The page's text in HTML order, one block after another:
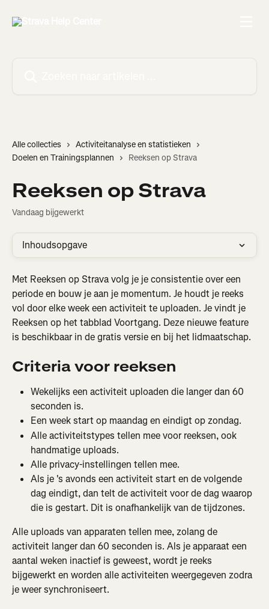
Alle collecties
Activiteitanalyse en statistieken
Doelen en Trainingsplannen
Reeksen op Strava
Reeksen op Strava
Vandaag bijgewerkt
Inhoudsopgave
Met Reeksen op Strava volg je je consistentie over een
periode en bouw je aan je momentum. Je houdt je reeks
vol door elke week een activiteit te uploaden. Je vindt je
Reeksen op het tabblad Voortgang. Deze nieuwe feature
is beschikbaar in de gratis versie en bij het lidmaatschap.
Criteria voor reeksen
Wekelijks een activiteit uploaden die langer dan 60
seconden is.
Een week start op maandag en eindigt op zondag.
Alle activiteitstypes tellen mee voor reeksen, ook
handmatige uploads.
Alle privacy-instellingen tellen mee.
Als je 's avonds een activiteit start en de volgende
dag eindigt, dan telt de activiteit voor de dag waarop
die is gestart. Dit is onafhankelijk van de tijdzones.
Alle uploads van apparaten tellen mee, zolang de
activiteit langer dan 60 seconden is. Als je apparaat een
aantal weken inactief is geweest, wordt je reeks
bijgewerkt en worden alle activiteiten weergegeven zodra
je weer synchroniseert.